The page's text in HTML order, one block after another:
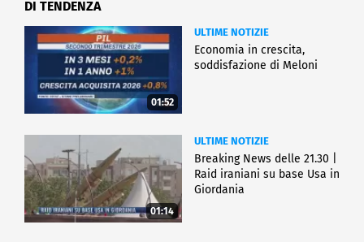
DI TENDENZA
01:52
ULTIME NOTIZIE
Economia in crescita,
soddisfazione di Meloni
01:14
ULTIME NOTIZIE
Breaking News delle 21.30 |
Raid iraniani su base Usa in
Giordania